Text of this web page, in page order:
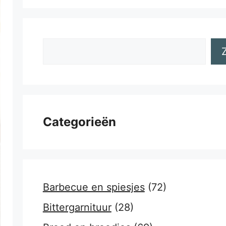
Categorieën
Barbecue en spiesjes(72)
Bittergarnituur(28)